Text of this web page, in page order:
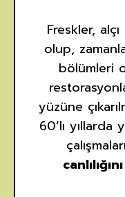
Freskler,
olup,
bölümleri
yüzüne
60’lı yıllarda
canlılığını